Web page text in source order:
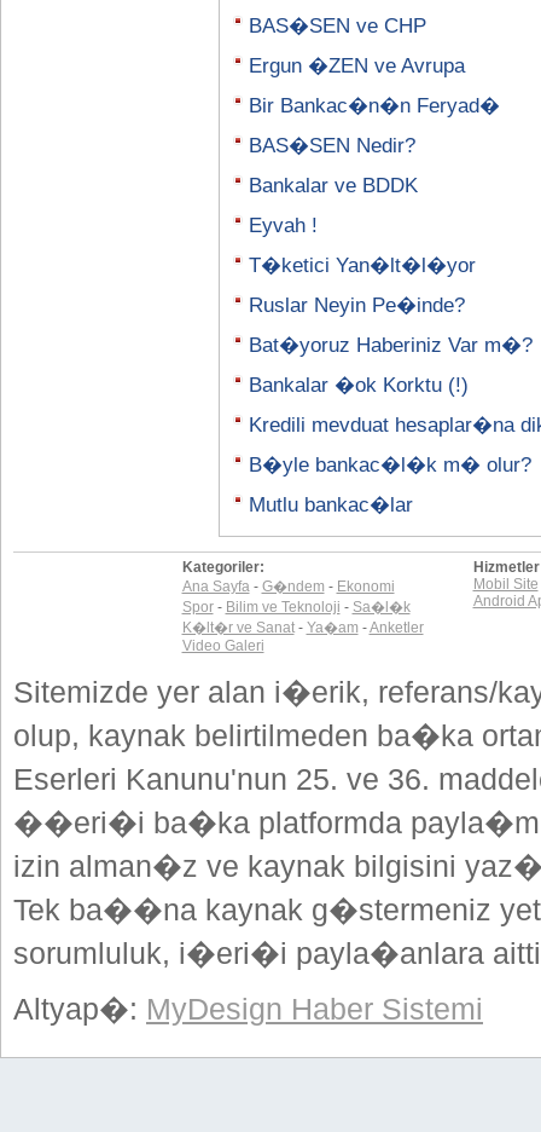
BAS�SEN ve CHP
Ergun �ZEN ve Avrupa
Bir Bankac�n�n Feryad�
BAS�SEN Nedir?
Bankalar ve BDDK
Eyvah !
T�ketici Yan�lt�l�yor
Ruslar Neyin Pe�inde?
Bat�yoruz Haberiniz Var m�?
Bankalar �ok Korktu (!)
Kredili mevduat hesaplar�na
B�yle bankac�l�k m� olur?
Mutlu bankac�lar
Kategoriler:
Ana Sayfa- G�ndem - Ekonomi
Spor- Bilim ve Teknoloji - Sa�l�k
K�lt�r ve Sanat- Ya�am -Anketler
Video Galeri
Mobil Site
Android
Sitemizde yer alan i�erik, referans/
olup, kaynak belirtilmeden ba�ka
Eserleri Kanunu'nun 25. ve 36.
��eri�i ba�ka platformda
izin alman�z ve kaynak bilgisini
Tek ba��na kaynak g�stermeniz
sorumluluk, i�eri�i payla�anlara
Altyap�: MyDesign Haber Sistemi